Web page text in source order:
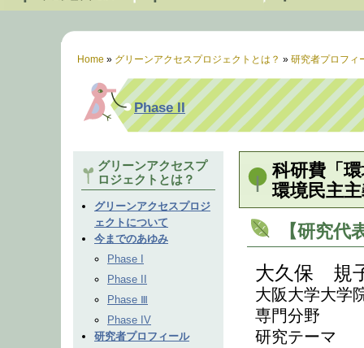
Home » グリーンアクセスプロジェクトとは？ » 研究者プロフィ
Phase II
グリーンアクセスプ
ロジェクトとは？
グリーンアクセスプロジ
ェクトについて
今までのあゆみ
Phase I
Phase II
Phase Ⅲ
Phase IV
研究者プロフィール
科研費「
環境民主
【研究代
大久保 規
大阪大学大学
専門分野
研究テーマ